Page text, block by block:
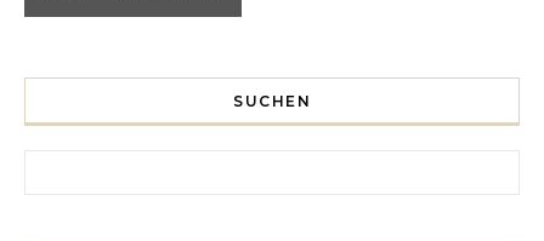
SUCHEN